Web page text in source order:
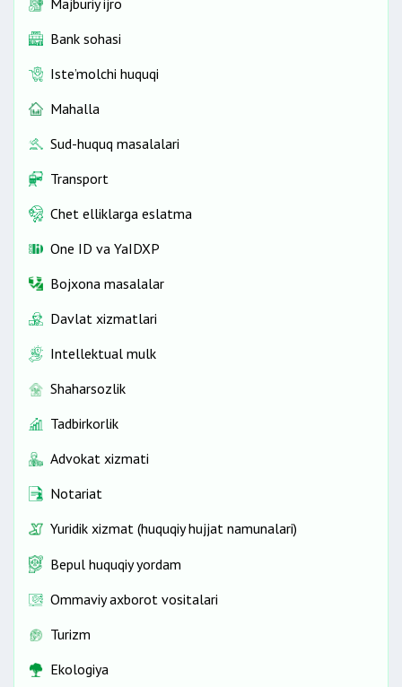
Bank sohasi
Iste’molchi huquqi
Mahalla
Sud-huquq masalalari
Transport
Chet elliklarga eslatma
One ID vа YaIDXP
Bojxona masalalar
Davlat xizmatlari
Intellektual mulk
Shaharsozlik
Tadbirkorlik
Advokat xizmati
Notariat
Yuridik xizmat (huquqiy hujjat namunalari)
Bepul huquqiy yordam
Ommaviy axborot vositalari
Turizm
Ekologiya